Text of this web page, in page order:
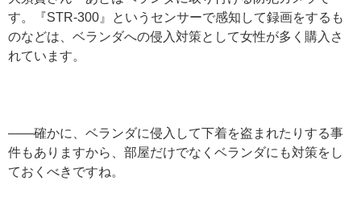
す。『STR-300』というセンサーで感知して録画をするも
のなどは、ベランダへの侵入対策として女性が多く購入さ
れています。
——確かに、ベランダに侵入して下着を盗まれたりする事
件もありますから、部屋だけでなくベランダにも対策をし
ておくべきですね。